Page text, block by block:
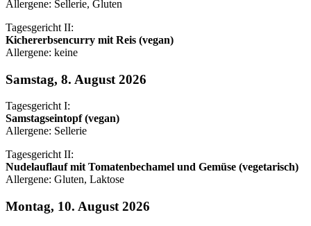
Allergene: Sellerie, Gluten
Tagesgericht II:
Kichererbsencurry mit Reis (vegan)
Allergene: keine
Samstag, 8. August 2026
Tagesgericht I:
Samstagseintopf (vegan)
Allergene: Sellerie
Tagesgericht II:
Nudelauflauf mit Tomatenbechamel und Gemüse (vegetarisch)
Allergene: Gluten, Laktose
Montag, 10. August 2026